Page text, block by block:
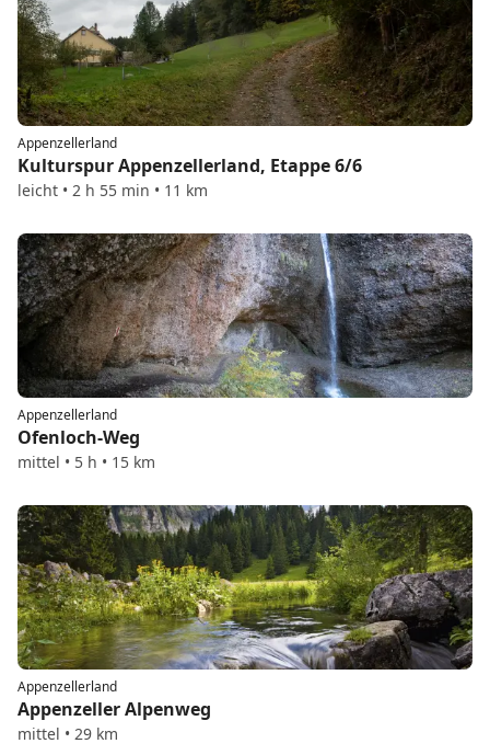
Appenzellerland
Kulturspur Appenzellerland, Etappe 6/6
leicht • 2 h 55 min • 11 km
Appenzellerland
Ofenloch-Weg
mittel • 5 h • 15 km
Appenzellerland
Appenzeller Alpenweg
mittel • 29 km